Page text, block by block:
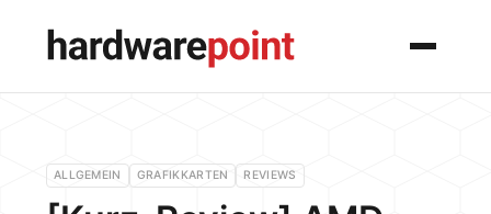
Menü
ALLGEMEIN GRAFIKKARTEN REVIEWS